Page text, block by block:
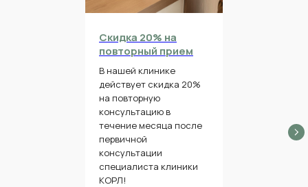
Скидка 20% на
повторный прием
В нашей клинике
действует скидка 20%
на повторную
консультацию в
течение месяца после
первичной
консультации
специалиста клиники
КОРЛ!